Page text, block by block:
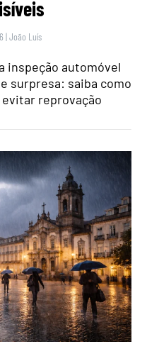
|João Luís
inspeção automóvel
surpresa: saiba como
reprovação